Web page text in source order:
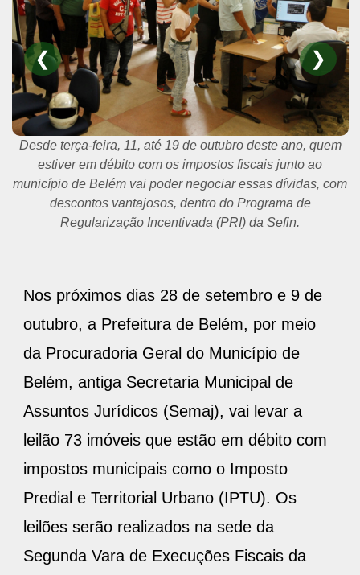
❮ ❯
Desde terça-feira, 11, até 19 de outubro deste ano, quem
estiver em débito com os impostos fiscais junto ao
município de Belém vai poder negociar essas dívidas, com
descontos vantajosos, dentro do Programa de
Regularização Incentivada (PRI) da Sefin.
Nos próximos dias 28 de setembro e 9 de
outubro, a Prefeitura de Belém, por meio
da Procuradoria Geral do Município de
Belém, antiga Secretaria Municipal de
Assuntos Jurídicos (Semaj), vai levar a
leilão 73 imóveis que estão em débito com
impostos municipais como o Imposto
Predial e Territorial Urbano (IPTU). Os
leilões serão realizados na sede da
Segunda Vara de Execuções Fiscais da